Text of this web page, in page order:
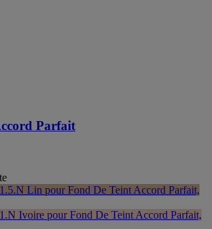
Parfait
Lin pour Fond De Teint Accord Parfait,
Ivoire pour Fond De Teint Accord Parfait,